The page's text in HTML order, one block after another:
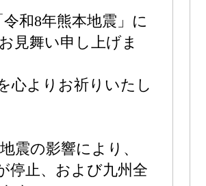
和8年熊本地震」に
見舞い申し上げま
心よりお祈りいたし
震の影響により、
停止、および九州全